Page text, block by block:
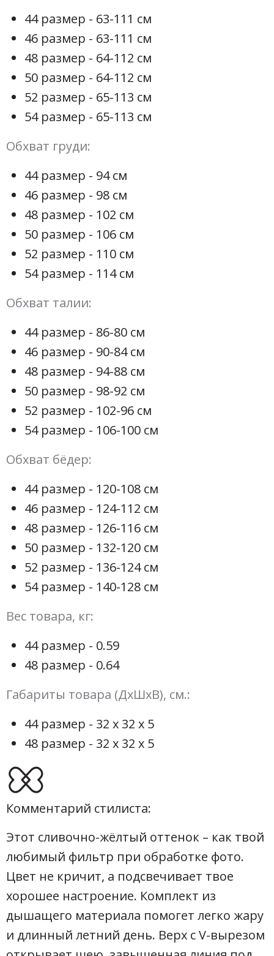
44 размер - 63-111 см
46 размер - 63-111 см
48 размер - 64-112 см
50 размер - 64-112 см
52 размер - 65-113 см
54 размер - 65-113 см
Обхват груди:
44 размер - 94 см
46 размер - 98 см
48 размер - 102 см
50 размер - 106 см
52 размер - 110 см
54 размер - 114 см
Обхват талии:
44 размер - 86-80 см
46 размер - 90-84 см
48 размер - 94-88 см
50 размер - 98-92 см
52 размер - 102-96 см
54 размер - 106-100 см
Обхват бёдер:
44 размер - 120-108 см
46 размер - 124-112 см
48 размер - 126-116 см
50 размер - 132-120 см
52 размер - 136-124 см
54 размер - 140-128 см
Вес товара, кг:
44 размер - 0.59
48 размер - 0.64
Габариты товара (ДхШхВ), см.:
44 размер - 32 х 32 х 5
48 размер - 32 х 32 х 5
Комментарий стилиста:
Этот сливочно-жёлтый оттенок – как твой
любимый фильтр при обработке фото.
Цвет не кричит, а подсвечивает твое
хорошее настроение. Комплект из
дышащего материала помогет легко жару
и длинный летний день. Верх с V-вырезом